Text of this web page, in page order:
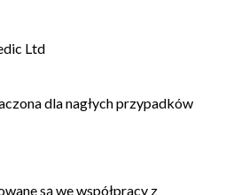
Ltd
dla nagłych przypadków
są we współpracy z